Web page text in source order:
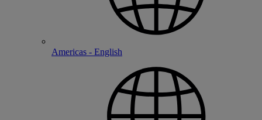
Americas - English